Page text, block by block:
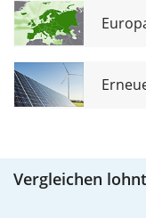
Vergleichen